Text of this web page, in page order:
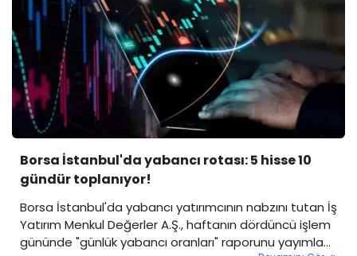
Borsa İstanbul'da yabancı rotası: 5 hisse 10
gündür toplanıyor!
Borsa İstanbul'da yabancı yatırımcının nabzını tutan İş
Yatırım Menkul Değerler A.Ş., haftanın dördüncü işlem
gününde "günlük yabancı oranları" raporunu yayımladı.